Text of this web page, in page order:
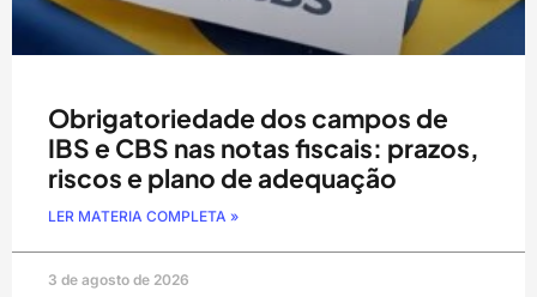
Obrigatoriedade dos campos de
IBS e CBS nas notas fiscais: prazos,
riscos e plano de adequação
LER MATERIA COMPLETA »
3 de agosto de 2026